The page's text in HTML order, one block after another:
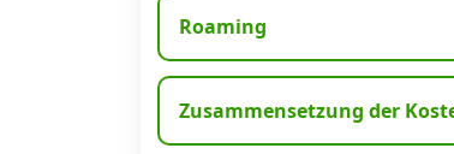
Roaming
Zusammensetzung der